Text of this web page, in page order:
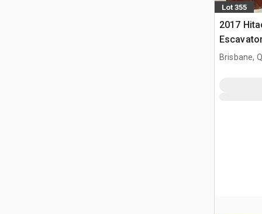
Lot 355
2017
Brisbane,